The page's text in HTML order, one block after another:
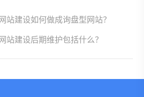
站建设如何做成询盘型网站？
站建设后期维护包括什么？